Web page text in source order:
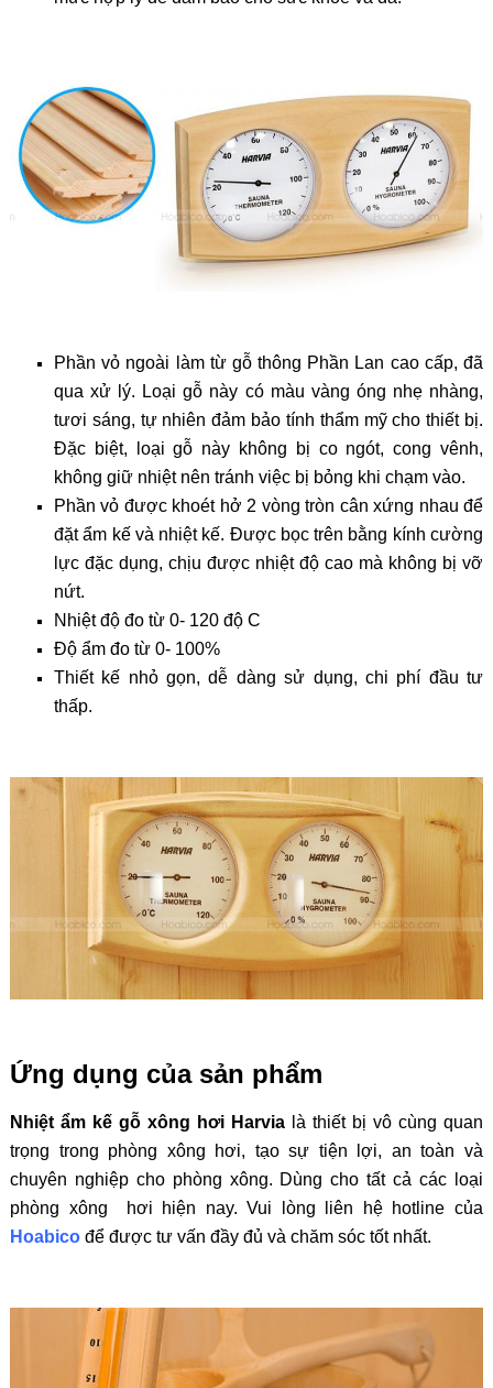
Phần vỏ ngoài làm từ gỗ thông Phần Lan cao cấp, đã
qua xử lý. Loại gỗ này có màu vàng óng nhẹ nhàng,
tươi sáng, tự nhiên đảm bảo tính thẩm mỹ cho thiết bị.
Đặc biệt, loại gỗ này không bị co ngót, cong vênh,
không giữ nhiệt nên tránh việc bị bỏng khi chạm vào.
Phần vỏ được khoét hở 2 vòng tròn cân xứng nhau để
đặt ẩm kế và nhiệt kế. Được bọc trên bằng kính cường
lực đặc dụng, chịu được nhiệt độ cao mà không bị vỡ
nứt.
Nhiệt độ đo từ 0- 120 độ C
Độ ẩm đo từ 0- 100%
Thiết kế nhỏ gọn, dễ dàng sử dụng, chi phí đầu tư
thấp.
Ứng dụng của sản phẩm
Nhiệt ẩm kế gỗ xông hơi Harvia là thiết bị vô cùng quan
trọng trong phòng xông hơi, tạo sự tiện lợi, an toàn và
chuyên nghiệp cho phòng xông. Dùng cho tất cả các loại
phòng xông hơi hiện nay. Vui lòng liên hệ hotline của
Hoabicođể được tư vấn đầy đủ và chăm sóc tốt nhất.